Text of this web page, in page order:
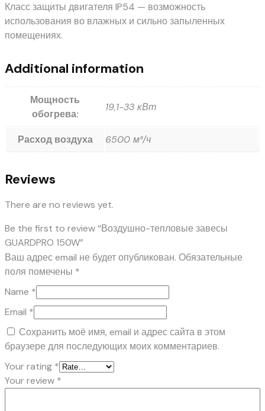
Класс защиты двигателя IP54 — возможность
использования во влажных и сильно запыленных
помещениях.
Additional information
Мощность
обогрева:
19,1-33 кВт
Расход воздуха 6500 м³/ч
Reviews
There are no reviews yet.
Be the first to review “Воздушно-тепловые завесы
GUARDPRO 150W”
Ваш адрес email не будет опубликован. Обязательные
поля помечены *
Name *
Email *
Сохранить моё имя, email и адрес сайта в этом
браузере для последующих моих комментариев.
Your rating *
Your review *